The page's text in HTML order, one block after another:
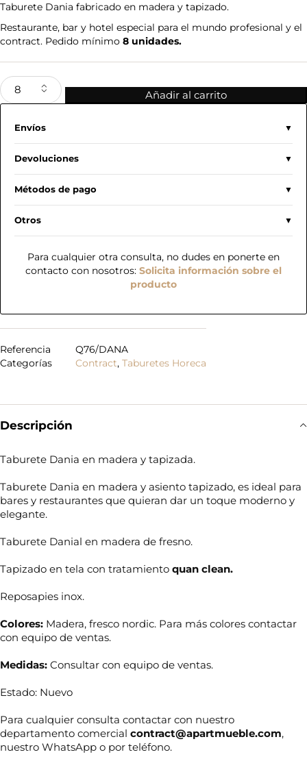
Taburete Dania fabricado en madera y tapizado.
Restaurante, bar y hotel especial para el mundo profesional y el
contract. Pedido mínimo 8 unidades.
Añadir al carrito
Envíos
Devoluciones
Métodos de pago
Otros
Para cualquier otra consulta, no dudes en ponerte en
contacto con nosotros: Solicita información sobre el
producto
Referencia
Q76/DANA
Categorías
Contract, Taburetes Horeca
Descripción
Taburete Dania en madera y tapizada.
Taburete Dania en madera y asiento tapizado, es ideal para
bares y restaurantes que quieran dar un toque moderno y
elegante.
Taburete Danial en madera de fresno.
Tapizado en tela con tratamiento quan clean.
Reposapies inox.
Colores: Madera, fresco nordic. Para más colores contactar
con equipo de ventas.
Medidas: Consultar con equipo de ventas.
Estado: Nuevo
Para cualquier consulta contactar con nuestro
departamento comercial contract@apartmueble.com,
nuestro WhatsApp o por teléfono.